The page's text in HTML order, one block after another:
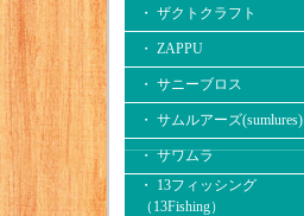
・ ザクトクラフト
・ ZAPPU
・ サニーブロス
・ サムルアーズ(sumlures)
・ サワムラ
・ 13フィッシング
（13Fishing）